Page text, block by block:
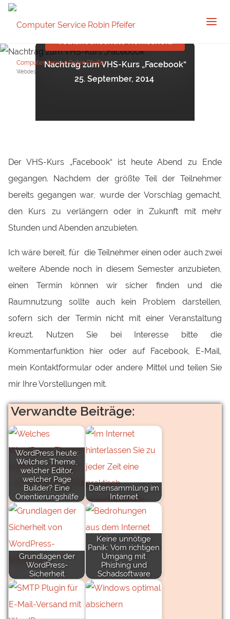
Computer Service Robin Pfeifer
Webdesign und Websitepflege in Remscheid
Nachtrag zum VHS-Kurs „Facebook“
25. September, 2014
Der VHS-Kurs „Facebook“ ist heute Abend zu Ende
gegangen. Nachdem der größte Teil der Teilnehmer
bereits gegangen war, wurde der Vorschlag gemacht,
den Kurs zu verlängern oder in Zukunft mit mehr
Stunden und Abenden anzubieten.
Ich wäre bereit, für die Teilnehmer einen oder auch zwei
weitere Abende noch in diesem Semester anzubieten,
einen Termin können wir sicher finden und die
Raumnutzung sollte auch kein Problem darstellen,
sofern sich der Termin nicht mit einer Veranstaltung
kreuzt. Nutzen Sie bei Interesse bitte die
Kommentarfunktion hier oder auf Facebook, E-Mail,
mein Kontaktformular oder andere Mittel und teilen Sie
mir Ihre Vorstellungen mit.
Verwandte Beiträge:
WordPress heute:
Welches Theme,
welcher Editor,
welcher Page
Builder? Eine
Orientierungshilfe
Datensammlung im
Internet
Grundlagen der
WordPress-
Sicherheit
Keine unnötige
Panik: Vom richtigen
Umgang mit
Phishing und
Schadsoftware